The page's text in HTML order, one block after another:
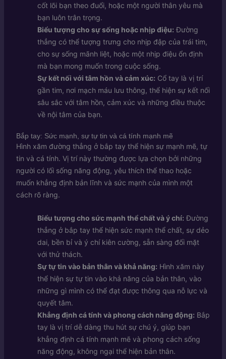
cốt lõi bạn theo đuổi, hoặc một người thân yêu mà
bạn luôn trân trọng.
Biểu tượng cho sự sống hoặc nhịp điệu: Đường
thẳng có thể tượng trưng cho nhịp đập của trái tim,
cho sự sống mãnh liệt, hoặc một nhịp điệu ổn định
mà bạn mong muốn trong cuộc sống.
Sự kết nối với tâm hồn và cảm xúc: Cổ tay là vị trí
gần tim, nơi mạch máu lưu thông, thể hiện sự kết nối
sâu sắc với tâm hồn, cảm xúc và những điều thuộc
về nội tâm của bạn.
Bắp tay: Sức mạnh, sự tự tin và cá tính mạnh mẽ
Hình xăm đường thẳng ở bắp tay thể hiện sự mạnh mẽ, tự
tin và cá tính. Vị trí này thường được lựa chọn bởi những
người có lối sống năng động, yêu thích thể thao hoặc
muốn khẳng định bản lĩnh và sức mạnh của mình một
cách rõ ràng.
Biểu tượng cho sức mạnh thể chất và ý chí: Đường
thẳng ở bắp tay thể hiện sức mạnh thể chất, sự dẻo
dai, bền bỉ và ý chí kiên cường, sẵn sàng đối mặt
với thử thách.
Sự tự tin vào bản thân và khả năng: Hình xăm này
thể hiện sự tự tin vào khả năng của bản thân, vào
những gì mình có thể đạt được thông qua nỗ lực và
quyết tâm.
Khẳng định cá tính và phong cách năng động: Bắp
tay là vị trí dễ dàng thu hút sự chú ý, giúp bạn
khẳng định cá tính mạnh mẽ và phong cách sống
năng động, không ngại thể hiện bản thân.